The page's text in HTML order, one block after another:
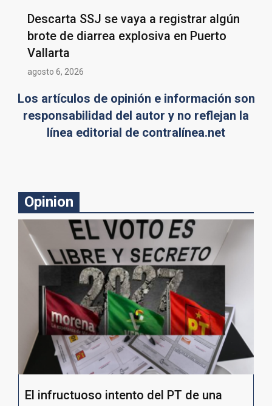
Descarta SSJ se vaya a registrar algún
brote de diarrea explosiva en Puerto
Vallarta
agosto 6, 2026
Los artículos de opinión e información son
responsabilidad del autor y no reflejan la
línea editorial de contralínea.net
Opinion
El infructuoso intento del PT de una